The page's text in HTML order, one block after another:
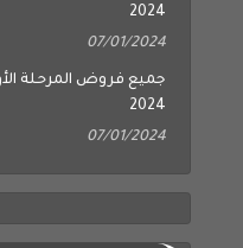
2024
07/01/2024
2024
07/01/2024